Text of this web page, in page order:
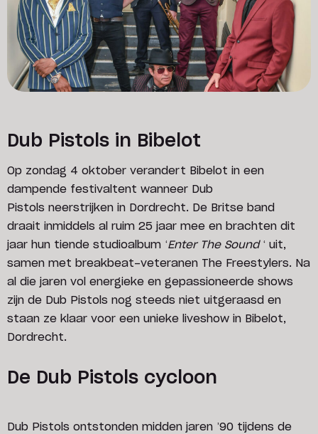
Dub Pistols in Bibelot
Op zondag 4 oktober verandert Bibelot in een
dampende festivaltent wanneer Dub
Pistols neerstrijken in Dordrecht. De Britse band
draait inmiddels al ruim 25 jaar mee en brachten dit
jaar hun tiende studioalbum ‘Enter The Sound‘ uit,
samen met breakbeat-veteranen The Freestylers. Na
al die jaren vol energieke en gepassioneerde shows
zijn de Dub Pistols nog steeds niet uitgeraasd en
staan ze klaar voor een unieke liveshow in Bibelot,
Dordrecht.
De Dub Pistols cycloon
Dub Pistols ontstonden midden jaren ’90 tijdens de